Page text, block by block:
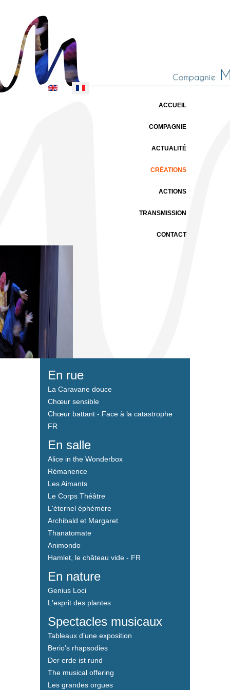
Sélectionnez votre langue
ACCUEIL
COMPAGNIE
ACTUALITÉ
CRÉATIONS
ACTIONS
TRANSMISSION
CONTACT
En rue
La Caravane douce
Chœur sensible
Chœur battant - Face à la catastrophe
FR
En salle
Alice in the Wonderbox
Rémanence
Les Aimants
Le Corps Théâtre
L'éternel éphémère
Archibald et Margaret
Thanatomate
Animondo
Hamlet, le château vide - FR
En nature
Genius Loci
L'esprit des plantes
Spectacles musicaux
Tableaux d’une exposition
Berio’s rhapsodies
Der erde ist rund
The musical offering
Les grandes orgues